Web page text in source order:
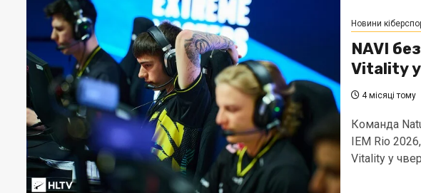
Новини
NAVI
Vitality у
4 місяці тому
Команда
IEM Rio
Vitality у